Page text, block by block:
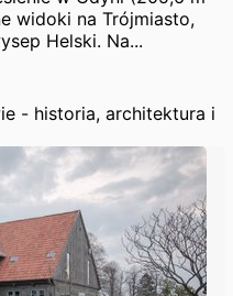
widoki na Trójmiasto,
Helski. Na...
- historia, architektura i